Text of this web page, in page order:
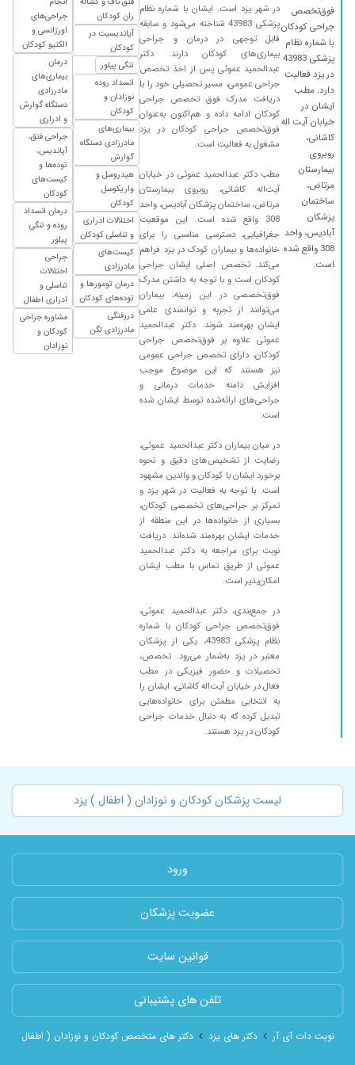
دکتر بسیار عالی هستن ۱۴۰۰/۱۲/۱۰
برای فتق رفتم و بسیار نتیجه عالی بود ۱۴۰۰/۰۵/۲۸
عالی ب ۱۳۹۹/۰۹/۲۳
فوق العاده ۱۳۹۹/۰۴/۲۹
جراحی بیضه و فتق بسیار راضی هستیم ۱۳۹۹/۰۸/۲۸
توده شگمی پسرم داشت تمام توده را اقای دکتر
برذاشتند
۱۴۰۰/۰۳/۰۱
عالی هستند ۱۳۹۹/۰۷/۱۸
برای ختنه مراجعه کردم و عالی بود مرسی ۱۴۰۰/۰۱/۲۳
با تجربه ۱۴۰۰/۰۲/۲۹
دکتر خیلی ۱۴۰۰/۱۱/۰۲
پزشک بسیارخوب ۱۴۰۰/۰۱/۳۰
نتیحه بخ ۱۳۹۹/۰۵/۲۱
عالیییی ۱۴۰۰/۱۰/۰۶
ختنه نوزلدم.عالی بود ۱۳۹۹/۱۲/۱۹
بسیار دکتر عالی هستند و مهربان
عالی بود
فوق‌تخصص
جراحی کودکان
با شماره نظام
پزشکی 43983
در یزد فعالیت
دارد. مطب
ایشان در
خیابان آیت اله
کاشانی،
روبروی
بیمارستان
مرتاض،
ساختمان
پزشکان
آبادیس، واحد
308 واقع شده
است.
در شهر یزد است. ایشان با شماره نظام
پزشکی 43983 شناخته می‌شود و سابقه
قابل توجهی در درمان و جراحی
بیماری‌های کودکان دارند. دکتر
عبدالحمید عموئی پس از اخذ تخصص
جراحی عمومی، مسیر تحصیلی خود را با
دریافت مدرک فوق تخصص جراحی
کودکان ادامه داده و هم‌اکنون به‌عنوان
فوق‌تخصص جراحی کودکان در یزد
مشغول به فعالیت است.
مطب دکتر عبدالحمید عموئی در خیابان
آیت‌اله کاشانی، روبروی بیمارستان
مرتاض، ساختمان پزشکان آبادیس، واحد
308 واقع شده است. این موقعیت
جغرافیایی، دسترسی مناسبی را برای
خانواده‌ها و بیماران کودک در یزد فراهم
می‌کند. تخصص اصلی ایشان جراحی
کودکان است و با توجه به داشتن مدرک
فوق‌تخصصی در این زمینه، بیماران
می‌توانند از تجربه و توانمندی علمی
ایشان بهره‌مند شوند. دکتر عبدالحمید
عموئی علاوه بر فوق‌تخصص جراحی
کودکان، دارای تخصص جراحی عمومی
نیز هستند که این موضوع موجب
افزایش دامنه خدمات درمانی و
جراحی‌های ارائه‌شده توسط ایشان شده
است.
در میان بیماران دکتر عبدالحمید عموئی،
رضایت از تشخیص‌های دقیق و نحوه
برخورد ایشان با کودکان و والدین مشهود
است. با توجه به فعالیت در شهر یزد و
تمرکز بر جراحی‌های تخصصی کودکان،
بسیاری از خانواده‌ها در این منطقه از
خدمات ایشان بهره‌مند شده‌اند. دریافت
نوبت برای مراجعه به دکتر عبدالحمید
عموئی از طریق تماس با مطب ایشان
امکان‌پذیر است.
در جمع‌بندی، دکتر عبدالحمید عموئی،
فوق‌تخصص جراحی کودکان با شماره
نظام پزشکی 43983، یکی از پزشکان
معتبر در یزد به‌شمار می‌رود. تخصص،
تحصیلات و حضور فیزیکی در مطب
فعال در خیابان آیت‌اله کاشانی، ایشان را
به انتخابی مطمئن برای خانواده‌هایی
تبدیل کرده که به دنبال خدمات جراحی
کودکان در یزد هستند.
ران کودکان
آپاندیسیت در
کودکان
تنگی پیلور
انسداد روده
نوزادان و
کودکان
بیماری‌های
مادرزادی دستگاه
گوارش
هیدروسل و
واریکوسل
کودکان
اختلالات ادراری
و تناسلی کودکان
کیست‌های
مادرزادی
درمان تومورها و
توده‌های کودکان
دررفتگی
مادرزادی لگن
جراحی‌های
اورژانسی و
الکتیو کودکان
درمان
بیماری‌های
مادرزادی
دستگاه گوارش
و ادراری
جراحی فتق،
آپاندیس،
توده‌ها و
کیست‌های
کودکان
درمان انسداد
روده و تنگی
پیلور
جراحی
اختلالات
تناسلی و
ادراری اطفال
مشاوره جراحی
کودکان و
نوزادان
لیست پزشکان کودکان و نوزادان ( اطفال ) یزد
ورود
عضویت پزشکان
قوانین سایت
تلفن های پشتیبانی
نوبت دات آی آر دکتر های یزد دکتر های متخصص کودکان و نوزادان ( اطفال )